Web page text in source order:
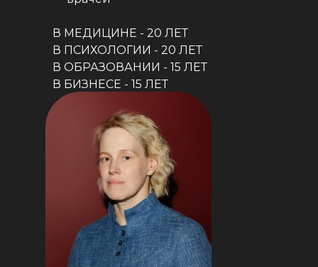
В МЕДИЦИНЕ - 20 ЛЕТ
В ПСИХОЛОГИИ - 20 ЛЕТ
В ОБРАЗОВАНИИ - 15 ЛЕТ
В БИЗНЕСЕ - 15 ЛЕТ